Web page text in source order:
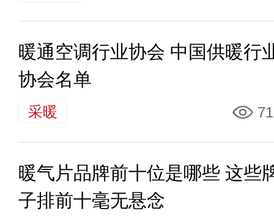
暖通空调行业协会 中国供暖行
协会名单
采暖
暖气片品牌前十位是哪些 这些
子排前十毫无悬念